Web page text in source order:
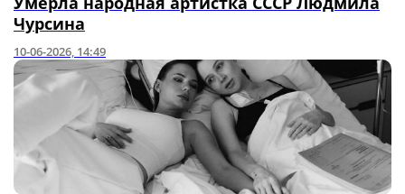
Чурсина
10-06-2026, 14:49